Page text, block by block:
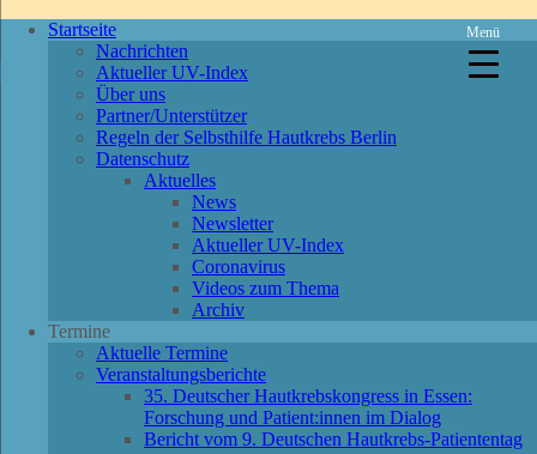
Startseite
Nachrichten
Aktueller UV-Index
Über uns
Partner/Unterstützer
Regeln der Selbsthilfe Hautkrebs Berlin
Datenschutz
Aktuelles
News
Newsletter
Aktueller UV-Index
Coronavirus
Videos zum Thema
Archiv
Termine
Aktuelle Termine
Veranstaltungsberichte
35. Deutscher Hautkrebskongress in Essen:
Forschung und Patient:innen im Dialog
Bericht vom 9. Deutschen Hautkrebs-Patiententag
Menü